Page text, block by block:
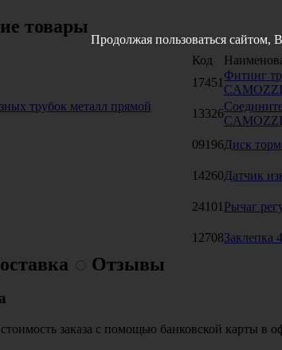
товары
Код
17451
Фитинг
CAMOZZI
13326
CAMOZZI
09196Диск
14260Датчик
24101 Рычаг
12708Заклепка
Отзывы
заказа с помощью банковской карты в
Продолжая пользоваться сайтом,